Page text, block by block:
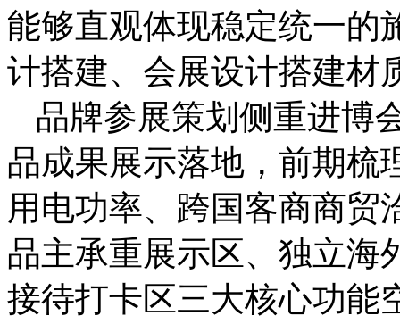
能够直观体现稳定统一的
计搭建、会展设计搭建材
品牌参展策划侧重进博
品成果展示落地，前期梳
用电功率、跨国客商商贸
品主承重展示区、独立海
接待打卡区三大核心功能